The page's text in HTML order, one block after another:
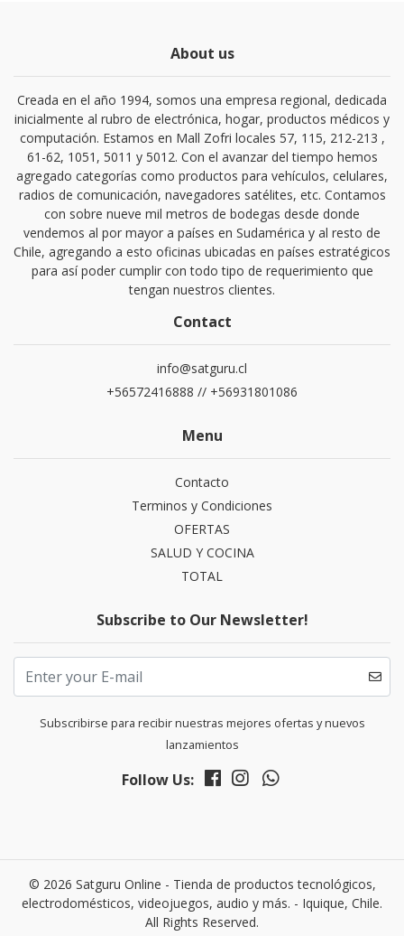
About us
Creada en el año 1994, somos una empresa regional, dedicada
inicialmente al rubro de electrónica, hogar, productos médicos y
computación. Estamos en Mall Zofri locales 57, 115, 212-213 ,
61-62, 1051, 5011 y 5012. Con el avanzar del tiempo hemos
agregado categorías como productos para vehículos, celulares,
radios de comunicación, navegadores satélites, etc. Contamos
con sobre nueve mil metros de bodegas desde donde
vendemos al por mayor a países en Sudamérica y al resto de
Chile, agregando a esto oficinas ubicadas en países estratégicos
para así poder cumplir con todo tipo de requerimiento que
tengan nuestros clientes.
Contact
info@satguru.cl
+56572416888 // +56931801086
Menu
Contacto
Terminos y Condiciones
OFERTAS
SALUD Y COCINA
TOTAL
Subscribe to Our Newsletter!
Subscribirse para recibir nuestras mejores ofertas y nuevos
lanzamientos
Follow Us:
© 2026 Satguru Online - Tienda de productos tecnológicos,
electrodomésticos, videojuegos, audio y más. - Iquique, Chile.
All Rights Reserved.